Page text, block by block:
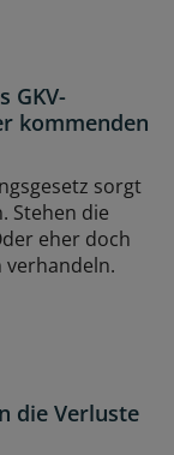
GKV-
kommenden
sorgt
Stehen die
eher doch
verhandeln.
die Verluste